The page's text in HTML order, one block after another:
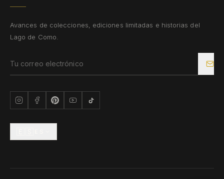
Avances de colecciones, ediciones limitadas e historias del
Lago de Como.